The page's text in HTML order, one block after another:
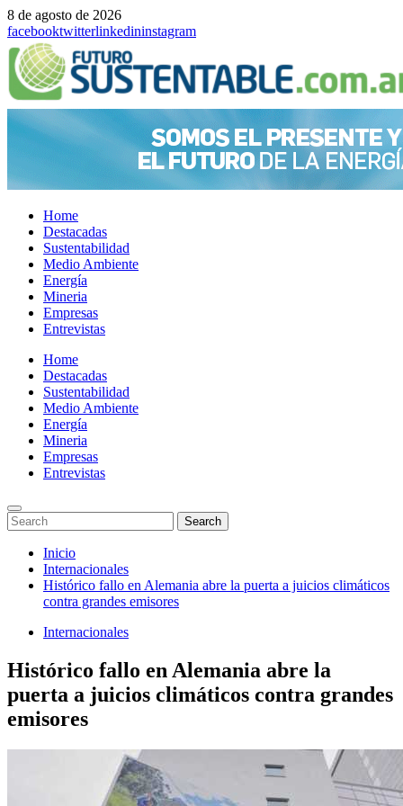
8 de agosto de 2026
facebooktwitterlinkedininstagram
Home
Destacadas
Sustentabilidad
Medio Ambiente
Energía
Mineria
Empresas
Entrevistas
Menu
Home
Destacadas
Sustentabilidad
Medio Ambiente
Energía
Mineria
Empresas
Entrevistas
Enter
Keyword
Search
for:
Search
Search
Saltar
contenido
Inicio
Internacionales
Histórico fallo en Alemania abre la puerta a juicios climáticos
contra grandes emisores
Internacionales
Histórico fallo en Alemania abre la
puerta a juicios climáticos contra grandes
emisores